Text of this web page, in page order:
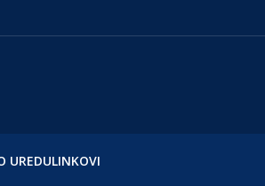
UREDULINKOVI